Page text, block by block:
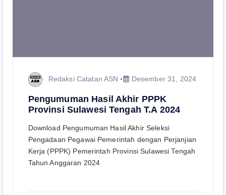
Redaksi Catatan ASN Desember 31, 2024
Pengumuman Hasil Akhir PPPK
Provinsi Sulawesi Tengah T.A 2024
Download Pengumuman Hasil Akhir Seleksi
Pengadaan Pegawai Pemerintah dengan Perjanjian
Kerja (PPPK) Pemerintah Provinsi Sulawesi Tengah
Tahun Anggaran 2024